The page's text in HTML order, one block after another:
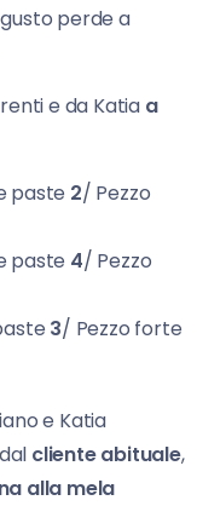
perde a
e da Katia a
paste 2/ Pezzo
paste 4/ Pezzo
3/ Pezzo forte
e Katia
cliente abituale,
alla mela